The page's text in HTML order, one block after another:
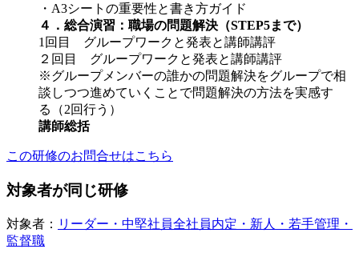
・A3シートの重要性と書き方ガイド
４．総合演習：職場の問題解決（STEP5まで）
1回目 グループワークと発表と講師講評
２回目 グループワークと発表と講師講評
※グループメンバーの誰かの問題解決をグループで相
談しつつ進めていくことで問題解決の方法を実感す
る（2回行う）
講師総括
この研修のお問合せはこちら
対象者が同じ研修
対象者： リーダー・中堅社員全社員内定・新人・若手管理・
監督職